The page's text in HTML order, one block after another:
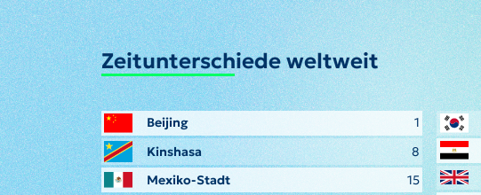
Zeitunterschiede weltweit
Beijing
1
Kinshasa
8
Mexiko-Stadt
15